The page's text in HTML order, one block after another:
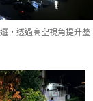
，透過高空視角提升整